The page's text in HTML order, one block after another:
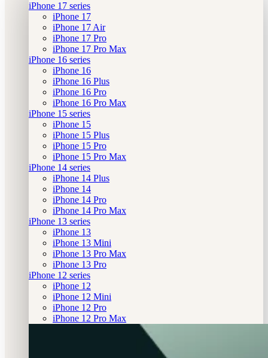
iPhone 17 series
iPhone 17
iPhone 17 Air
iPhone 17 Pro
iPhone 17 Pro Max
iPhone 16 series
iPhone 16
iPhone 16 Plus
iPhone 16 Pro
iPhone 16 Pro Max
iPhone 15 series
iPhone 15
iPhone 15 Plus
iPhone 15 Pro
iPhone 15 Pro Max
iPhone 14 series
iPhone 14 Plus
iPhone 14
iPhone 14 Pro
iPhone 14 Pro Max
iPhone 13 series
iPhone 13
iPhone 13 Mini
iPhone 13 Pro Max
iPhone 13 Pro
iPhone 12 series
iPhone 12
iPhone 12 Mini
iPhone 12 Pro
iPhone 12 Pro Max